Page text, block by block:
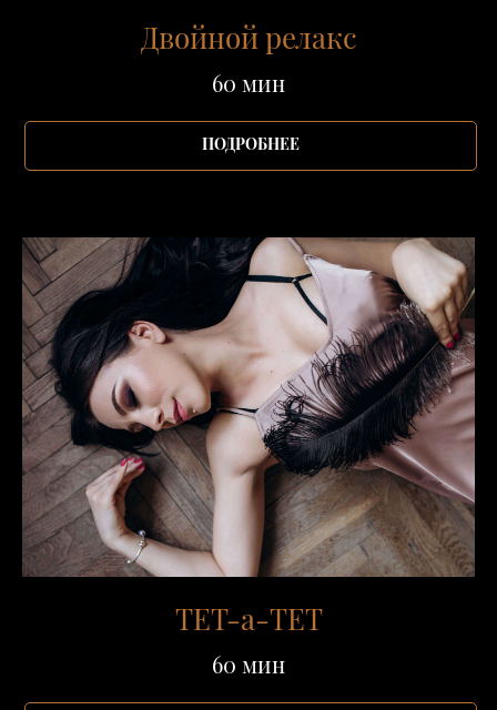
Двойной релакс
60 мин
ПОДРОБНЕЕ
ТЕТ-а-ТЕТ
60 мин